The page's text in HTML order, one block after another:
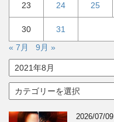
23 24 25
30
31
« 7月
9月 »
ア
ー
カ
イ
ブ
カ
テ
ゴ
2026/07/09